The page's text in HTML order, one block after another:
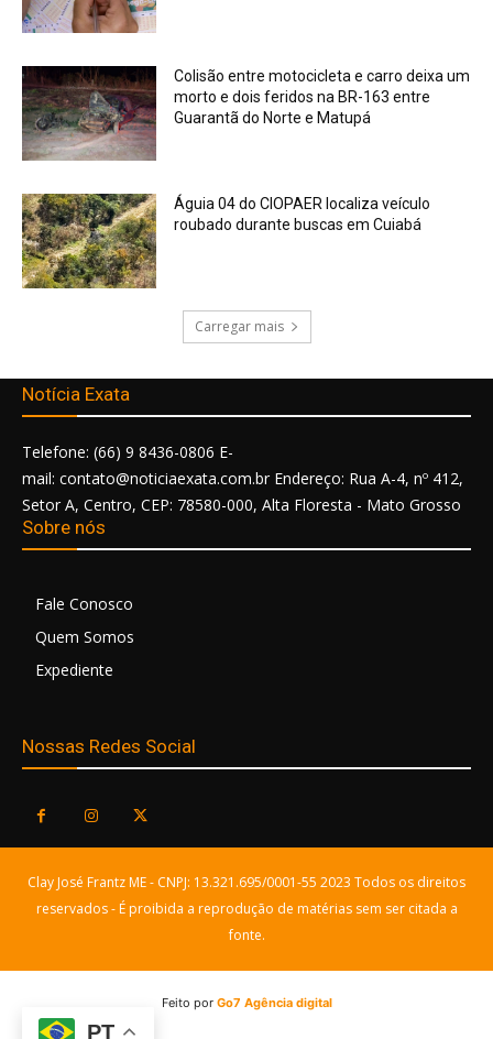
Colisão entre motocicleta e carro deixa um
morto e dois feridos na BR-163 entre
Guarantã do Norte e Matupá
Águia 04 do CIOPAER localiza veículo
roubado durante buscas em Cuiabá
Carregar mais
Notícia Exata
Telefone: (66) 9 8436-0806 E-
mail: contato@noticiaexata.com.br Endereço: Rua A-4, nº 412,
Setor A, Centro, CEP: 78580-000, Alta Floresta - Mato Grosso
Sobre nós
Fale Conosco
Quem Somos
Expediente
Nossas Redes Social
Clay José Frantz ME - CNPJ: 13.321.695/0001-55 2023 Todos os direitos
reservados - É proibida a reprodução de matérias sem ser citada a
fonte.
Feito porGo7 Agência digital
PT